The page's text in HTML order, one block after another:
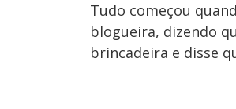
Tudo começou
blogueira, dizendo
brincadeira e disse